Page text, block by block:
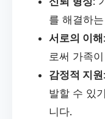
를 해결하
서로의 이해
로써 가족
감정적 지원
발할 수 있
니다.